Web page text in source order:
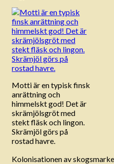
Motti är en typisk finsk
anrättning och
himmelskt god! Det är
skrämjölsgröt med
stekt fläsk och lingon.
Skrämjöl görs på
rostad havre.
Kolonisationen av